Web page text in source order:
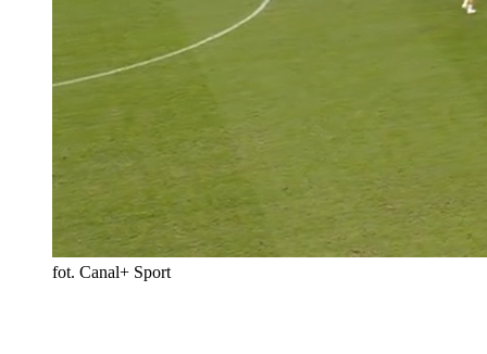
fot. Canal+ Sport